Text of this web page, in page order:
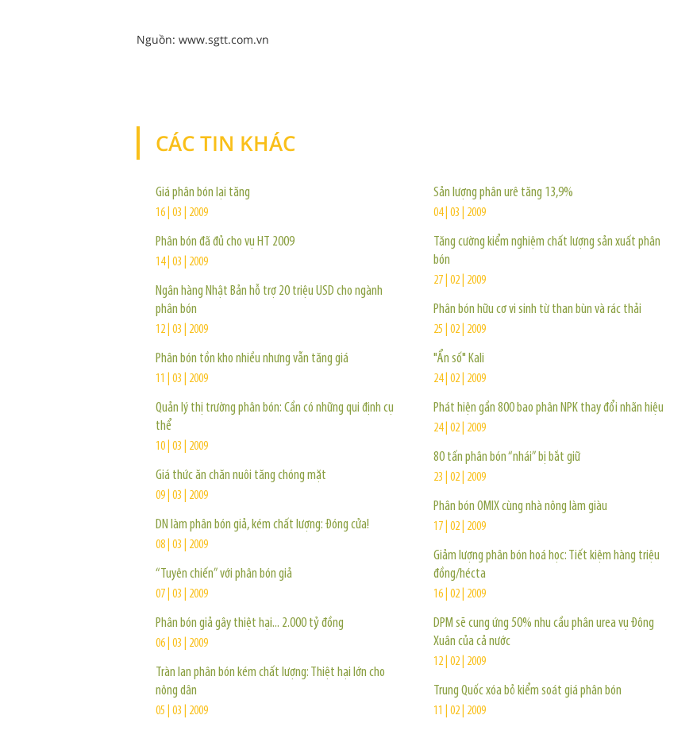
Nguồn: www.sgtt.com.vn
CÁC TIN KHÁC
Giá phân bón lại tăng
16 | 03 | 2009
Phân bón đã đủ cho vụ HT 2009
14 | 03 | 2009
Ngân hàng Nhật Bản hỗ trợ 20 triệu USD cho ngành
phân bón
12 | 03 | 2009
Phân bón tồn kho nhiều nhưng vẫn tăng giá
11 | 03 | 2009
Quản lý thị trường phân bón: Cần có những qui định cụ
thể
10 | 03 | 2009
Giá thức ăn chăn nuôi tăng chóng mặt
09 | 03 | 2009
DN làm phân bón giả, kém chất lượng: Đóng cửa!
08 | 03 | 2009
“Tuyên chiến” với phân bón giả
07 | 03 | 2009
Phân bón giả gây thiệt hại... 2.000 tỷ đồng
06 | 03 | 2009
Tràn lan phân bón kém chất lượng: Thiệt hại lớn cho
nông dân
05 | 03 | 2009
Sản lượng phân urê tăng 13,9%
04 | 03 | 2009
Tăng cường kiểm nghiệm chất lượng sản xuất phân
bón
27 | 02 | 2009
Phân bón hữu cơ vi sinh từ than bùn và rác thải
25 | 02 | 2009
"Ẩn số" Kali
24 | 02 | 2009
Phát hiện gần 800 bao phân NPK thay đổi nhãn hiệu
24 | 02 | 2009
80 tấn phân bón “nhái” bị bắt giữ
23 | 02 | 2009
Phân bón OMIX cùng nhà nông làm giàu
17 | 02 | 2009
Giảm lượng phân bón hoá học: Tiết kiệm hàng triệu
đồng/hécta
16 | 02 | 2009
DPM sẽ cung ứng 50% nhu cầu phân urea vụ Đông
Xuân của cả nước
12 | 02 | 2009
Trung Quốc xóa bỏ kiểm soát giá phân bón
11 | 02 | 2009